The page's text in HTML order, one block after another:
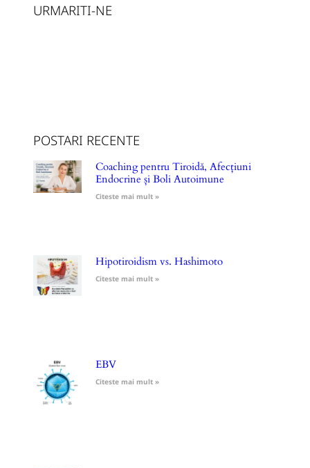
URMARITI-NE
POSTARI RECENTE
Coaching pentru Tiroidă, Afecțiuni
Endocrine și Boli Autoimune
Citeste mai mult »
Hipotiroidism vs. Hashimoto
Citeste mai mult »
EBV
Citeste mai mult »